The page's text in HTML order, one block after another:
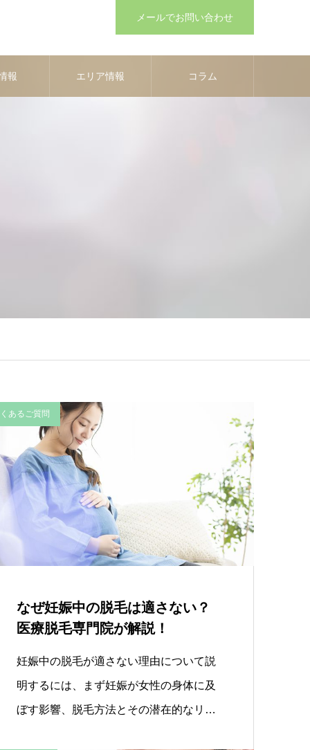
メールでお問い合わせ
報 エリア情報 コラム
あるご質問
なぜ妊娠中の脱毛は適さない？
医療脱毛専門院が解説！
妊娠中の脱毛が適さない理由について説
明するには、まず妊娠が女性の身体に及
ぼす影響、脱毛方法とその潜在的なリス